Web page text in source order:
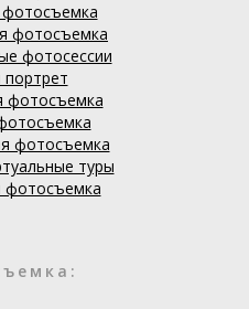
фотосъемка
фотосессии
фотосъемка
фотосъемка
туры
фотосъемка